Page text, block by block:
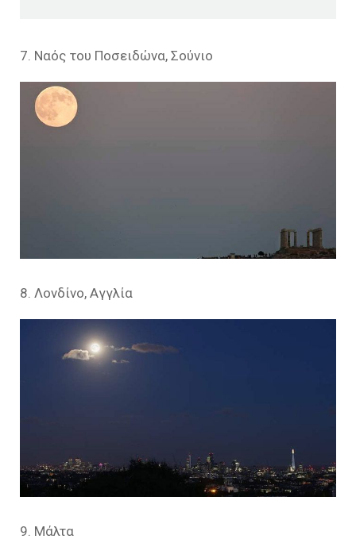
7. Ναός του Ποσειδώνα, Σούνιο
8. Λονδίνο, Αγγλία
9. Μάλτα